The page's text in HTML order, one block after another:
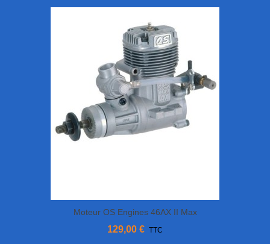
Moteur OS Engines 46AX II Max
129,00 € TTC